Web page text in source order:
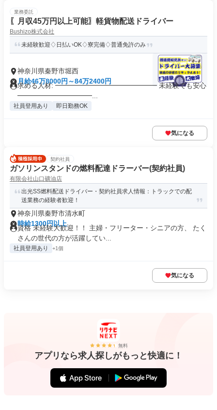
業務委託
〖月収45万円以上可能〗軽貨物配送ドライバー
Bushizo株式会社
未経験歓迎♢日払いOK♢寮完備♢普通免許のみ
神奈川県秦野市堀西
月給46万8000円～84万2400円
求める人材: ━━━━━━━━━━━━━━━ 未経験でも安心
━━━━━━━━━━━...
社員登用あり 即日勤務OK
気になる
契約社員
ガソリンスタンドの燃料配達ドラーバー​(契約社員)
有限会社山口礦油店
出光SS燃料配送ドライバー・契約社員求人情報：トラックでの配
送業務の経験者歓迎！
神奈川県秦野市清水町
時給1300円以上
資格 未経験大歓迎！！ 主婦・フリーター・シニアの方、 たく
さんの世代の方が活躍してい...
社員登用あり +1個
気になる
無料
アプリなら求人探しがもっと快適に！